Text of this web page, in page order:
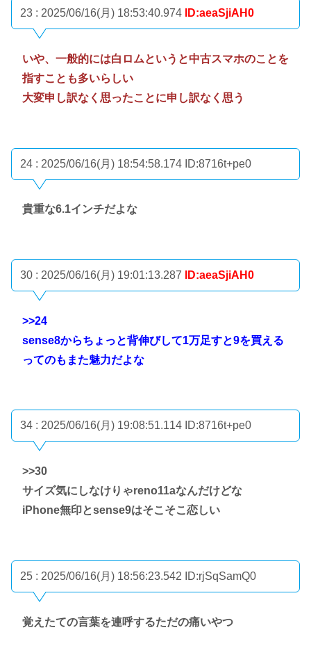
23 : 2025/06/16(月) 18:53:40.974 ID:aeaSjiAH0
いや、一般的には白ロムというと中古スマホのことを
指すことも多いらしい
大変申し訳なく思ったことに申し訳なく思う
24 : 2025/06/16(月) 18:54:58.174 ID:8716t+pe0
貴重な6.1インチだよな
30 : 2025/06/16(月) 19:01:13.287 ID:aeaSjiAH0
>>24
sense8からちょっと背伸びして1万足すと9を買える
ってのもまた魅力だよな
34 : 2025/06/16(月) 19:08:51.114 ID:8716t+pe0
>>30
サイズ気にしなけりゃreno11aなんだけどな
iPhone無印とsense9はそこそこ恋しい
25 : 2025/06/16(月) 18:56:23.542 ID:rjSqSamQ0
覚えたての言葉を連呼するただの痛いやつ